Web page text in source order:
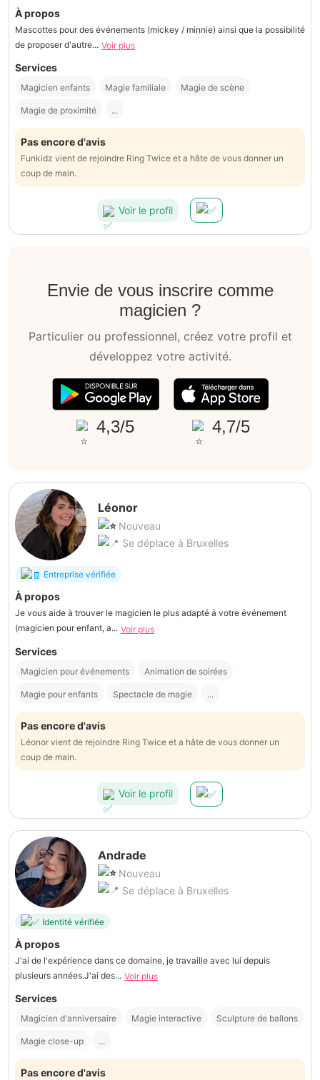
À propos
Mascottes pour des événements (mickey / minnie) ainsi que la possibilité
de proposer d'autre... Voir plus
Services
Magicien enfants Magie familiale Magie de scène
Magie de proximité ...
Pas encore d'avis
Funkidz vient de rejoindre Ring Twice et a hâte de vous donner un
coup de main.
Voir le profil
Envie de vous inscrire comme
magicien ?
Particulier ou professionnel, créez votre profil et
développez votre activité.
4,3/5 4,7/5
Léonor
Nouveau
Se déplace à Bruxelles
Entreprise vérifiée
À propos
Je vous aide à trouver le magicien le plus adapté à votre événement
(magicien pour enfant, a... Voir plus
Services
Magicien pour événements Animation de soirées
Magie pour enfants Spectacle de magie ...
Pas encore d'avis
Léonor vient de rejoindre Ring Twice et a hâte de vous donner un
coup de main.
Voir le profil
Andrade
Nouveau
Se déplace à Bruxelles
Identité vérifiée
À propos
J'ai de l'expérience dans ce domaine, je travaille avec lui depuis
plusieurs années.J'ai des... Voir plus
Services
Magicien d'anniversaire Magie interactive Sculpture de ballons
Magie close-up ...
Pas encore d'avis